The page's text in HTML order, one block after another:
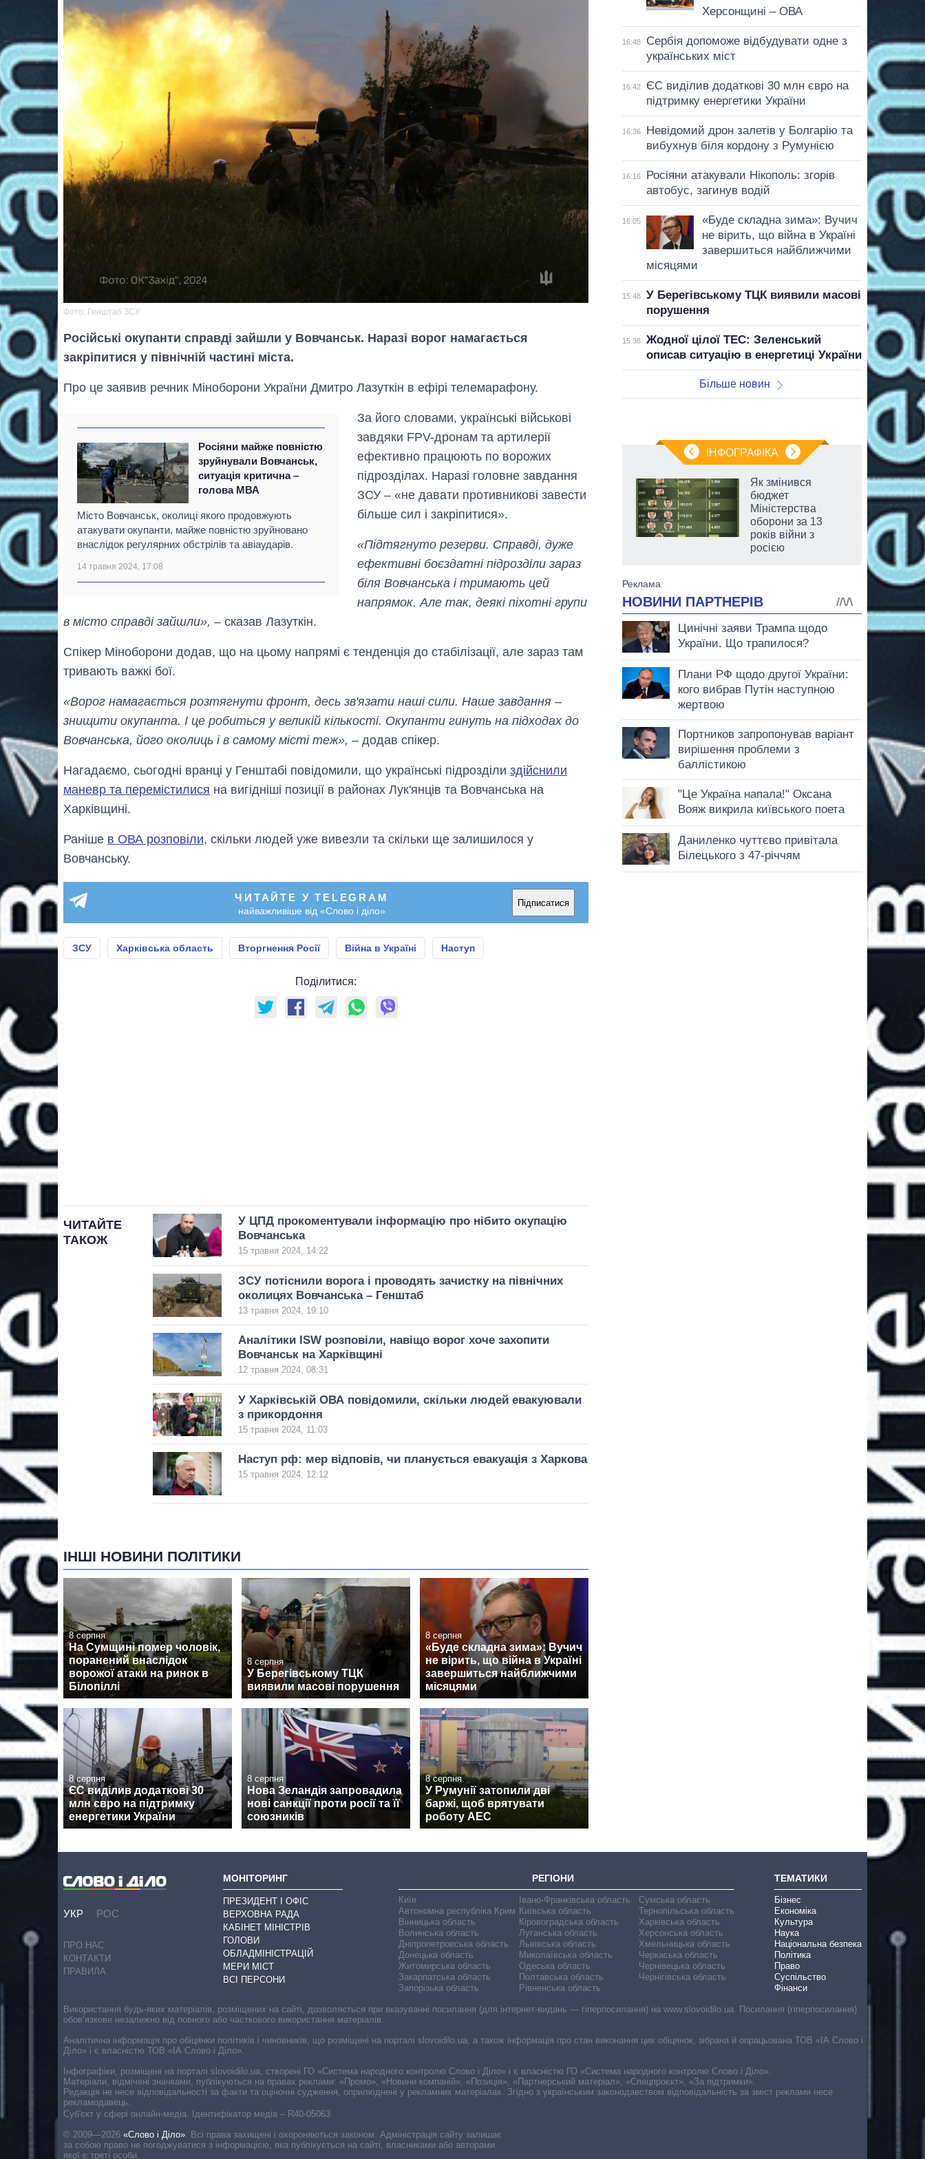
Фото: Генштаб ЗСУ
Російські окупанти справді зайшли у Вовчанськ. Наразі ворог намагається
закріпитися у північній частині міста.
Про це заявив речник Міноборони України Дмитро Лазуткін в ефірі телемарафону.
Росіяни майже повністю
зруйнували Вовчанськ,
ситуація критична –
голова МВА
Місто Вовчанськ, околиці якого продовжують
атакувати окупанти, майже повністю зруйновано
внаслідок регулярних обстрілів та авіаударів.
14 травня 2024, 17:08
За його словами, українські військові
завдяки FPV-дронам та артилерії
ефективно працюють по ворожих
підрозділах. Наразі головне завдання
ЗСУ – «не давати противникові завести
більше сил і закріпитися».
«Підтягнуто резерви. Справді, дуже
ефективні боєздатні підрозділи зараз
біля Вовчанська і тримають цей
напрямок. Але так, деякі піхотні групи
в місто справді зайшли», – сказав Лазуткін.
Спікер Міноборони додав, що на цьому напрямі є тенденція до стабілізації, але зараз там
тривають важкі бої.
«Ворог намагається розтягнути фронт, десь зв'язати наші сили. Наше завдання –
знищити окупанта. І це робиться у великій кількості. Окупанти гинуть на підходах до
Вовчанська, його околиць і в самому місті теж», – додав спікер.
Нагадаємо, сьогодні вранці у Генштабі повідомили, що українські підрозділи здійснили
маневр та перемістилися на вигідніші позиції в районах Лук'янців та Вовчанська на
Харківщині.
Раніше в ОВА розповіли, скільки людей уже вивезли та скільки ще залишилося у
Вовчанську.
ЧИТАЙТЕ У TELEGRAM
найважливіше від «Слово і діло»
Підписатися
ЗСУ Харківська область Вторгнення Росії Війна в Україні Наступ
Поділитися:
ЧИТАЙТЕ
ТАКОЖ
У ЦПД прокоментували інформацію про нібито окупацію
Вовчанська
15 травня 2024, 14:22
ЗСУ потіснили ворога і проводять зачистку на північних
околицях Вовчанська – Генштаб
13 травня 2024, 19:10
Аналітики ISW розповіли, навіщо ворог хоче захопити
Вовчанськ на Харківщині
12 травня 2024, 08:31
У Харківській ОВА повідомили, скільки людей евакуювали
з прикордоння
15 травня 2024, 11:03
Наступ рф: мер відповів, чи планується евакуація з Харкова
15 травня 2024, 12:12
ІНШІ НОВИНИ ПОЛІТИКИ
8 серпня
На Сумщині помер чоловік,
поранений внаслідок
ворожої атаки на ринок в
Білопіллі
8 серпня
У Берегівському ТЦК
виявили масові порушення
8 серпня
«Буде складна зима»: Вучич
не вірить, що війна в Україні
завершиться найближчими
місяцями
8 серпня
ЄС виділив додаткові 30
млн євро на підтримку
енергетики України
8 серпня
Нова Зеландія запровадила
нові санкції проти росії та її
союзників
8 серпня
У Румунії затопили дві
баржі, щоб врятувати
роботу АЕС
Херсонщині – ОВА
16:48
Сербія допоможе відбудувати одне з
українських міст
16:42
ЄС виділив додаткові 30 млн євро на
підтримку енергетики України
16:36
Невідомий дрон залетів у Болгарію та
вибухнув біля кордону з Румунією
16:16
Росіяни атакували Нікополь: згорів
автобус, загинув водій
16:05
«Буде складна зима»: Вучич
не вірить, що війна в Україні
завершиться найближчими
місяцями
15:48
У Берегівському ТЦК виявили масові
порушення
15:38
Жодної цілої ТЕС: Зеленський
описав ситуацію в енергетиці України
Більше новин
ІНФОГРАФІКА
Дефіцит пам’яті:
як зріс попит на
2027-й
Як змінився
бюджет
Міністерства
оборони за 13
років війни з
росією
УКР РОС
ПРО НАС
КОНТАКТИ
ПРАВИЛА
МОНІТОРИНГ
ПРЕЗИДЕНТ І ОФІС
ВЕРХОВНА РАДА
КАБІНЕТ МІНІСТРІВ
ГОЛОВИ
ОБЛАДМІНІСТРАЦІЙ
МЕРИ МІСТ
ВСІ ПЕРСОНИ
РЕГІОНИ
Київ
Автономна республіка Крим
Вінницька область
Волинська область
Дніпропетровська область
Донецька область
Житомирська область
Закарпатська область
Запорізька область
Івано-Франківська область
Київська область
Кіровоградська область
Луганська область
Львівська область
Миколаївська область
Одеська область
Полтавська область
Рівненська область
Сумська область
Тернопільська область
Харківська область
Херсонська область
Хмельницька область
Черкаська область
Чернівецька область
Чернігівська область
ТЕМАТИКИ
Бізнес
Економіка
Культура
Наука
Національна безпека
Політика
Право
Суспільство
Фінанси
Cуб'єкт у сфері онлайн-медіа. Ідентифікатор медіа – R40-05063
© 2009—2026 «Слово і Діло». Всі права захищені і охороняються законом. Адміністрація сайту залишає
за собою право не погоджуватися з інформацією, яка публікується на сайті, власниками або авторами
якої є треті особи.
Використання будь-яких матеріалів, розміщених на сайті, дозволяється при вказуванні посилання (для інтернет-видань — гіперпосилання) на www.slovoidilo.ua. Посилання (гіперпосилання)
обов’язкове незалежно від повного або часткового використання матеріалів.
Аналітична інформація про обіцянки політиків і чиновників, що розміщені на порталі slovoidilo.ua, а також інформація про стан виконання цих обіцянок, зібрана й опрацьована ТОВ «ІА Слово і
Діло» і є власністю ТОВ «ІА Слово і Діло».
Інфографіки, розміщені на порталі slovoidilo.ua, створені ГО «Система народного контролю Слово і Діло» і є власністю ГО «Система народного контролю Слово і Діло».
Матеріали, відмічені значками, публікуються на правах реклами: «Промо», «Новини компаній», «Позиція», «Партнерський матеріал», «Спецпроєкт», «За підтримки».
Редакція не несе відповідальності за факти та оціночні судження, оприлюднені у рекламних матеріалах. Згідно з українським законодавством відповідальність за зміст реклами несе
рекламодавець.